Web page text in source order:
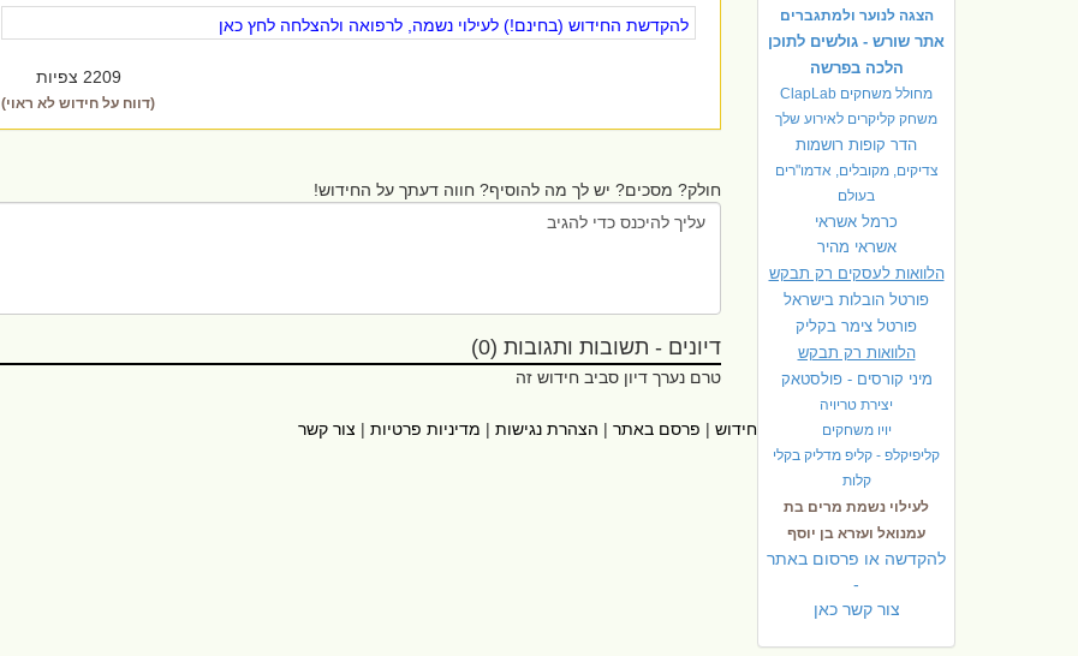
הצגה לנוער ולמתגברים
אתר שורש - גולשים לתוכן
הלכה בפרשה
מחולל משחקים ClapLab
משחק קליקרים לאירוע שלך
הדר קופות רושמות
צדיקים, מקובלים, אדמו"רים
בעולם
כרמל אשראי
אשראי מהיר
הלוואות לעסקים רק תבקש
פורטל הובלות בישראל
פורטל צימר בקליק
הלוואות רק תבקש
מיני קורסים - פולסטאק
יצירת טריויה
יויו משחקים
קליפיקלפ - קליפ מדליק בקלי
קלות
לעילוי נשמת מרים בת
עמנואל ועזרא בן יוסף
להקדשה או פרסום באתר
-
צור קשר כאן
להקדשת החידוש (בחינם!) לעילוי נשמה, לרפואה ולהצלחה לחץ כאן
2209 צפיות
(דווח על חידוש לא ראוי)
חולק? מסכים? יש לך מה להוסיף? חווה דעתך על החידוש!
דיונים - תשובות ותגובות (0)
טרם נערך דיון סביב חידוש זה
|אתרי עזר אודות חידוש | פרסם באתר | הצהרת נגישות | מדיניות פרטיות | צור קשר